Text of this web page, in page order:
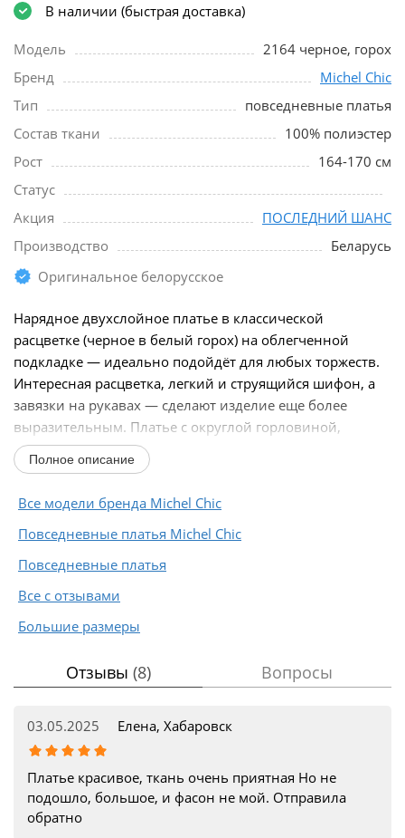
В наличии (быстрая доставка)
Модель
2164 черное, горох
Бренд
Michel Chic
Тип
повседневные платья
Состав ткани
100% полиэстер
Рост
164-170 см
Статус
Акция
ПОСЛЕДНИЙ ШАНС
Производство
Беларусь
Оригинальное белорусское
Нарядное двухслойное платье в классической
расцветке (черное в белый горох) на облегченной
подкладке — идеально подойдёт для любых торжеств.
Интересная расцветка, легкий и струящийся шифон, а
завязки на рукавах — сделают изделие еще более
выразительным. Платье с округлой горловиной,
длина...
Полное описание
Все модели бренда Michel Chic
Повседневные платья Michel Chic
Повседневные платья
Все с отзывами
Большие размеры
Отзывы (8) Вопросы
03.05.2025 Елена, Хабаровск
Платье красивое, ткань очень приятная Но не
подошло, большое, и фасон не мой. Отправила
обратно